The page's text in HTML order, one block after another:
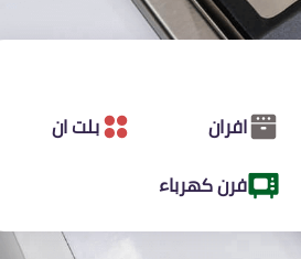
افران
بلت ان
فرن كهرباء